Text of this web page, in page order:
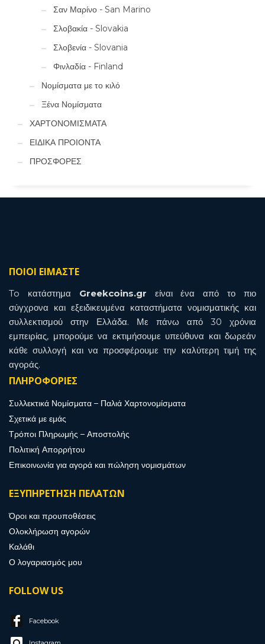
Σαν Μαρίνο - San Marino
Σλοβακία - Slovakia
Σλοβενία - Slovania
Φινλαδία - Finland
Νομίσματα με το κιλό
Ξένα Νομίσματα
ΧΑΡΤΟΝΟΜΙΣΜΑΤΑ
ΕΙΔΙΚΑ ΠΡΟΙΟΝΤΑ
ΠΡΟΣΦΟΡΕΣ
ΠΟΙΟΙ ΕΙΜΑΣΤΕ
To κατάστημα Greekcoins.gr είναι ένα από το πιο
σύγχρονα και εξειδικευμένα καταστήματα νομισματικής και
συλλεκτισμού στην Ελλάδα. Με πάνω από 30 χρόνια
εμπειρίας, μπορούμε να εκτιμήσουμε υπεύθυνα και δωρεάν
κάθε συλλογή και να προσφέρουμε την καλύτερη τιμή της
αγοράς.
ΠΛΗΡΟΦΟΡΙΕΣ
Συλλεκτικά Νομίσματα – Παλιά Χαρτονομίσματα
Σχετικά με εμάς
Τρόποι Πληρωμής – Αποστολής
Πολιτική Απορρήτου
Επικοινωνία για αγορά και πώληση νομισμάτων
ΕΞΥΠΗΡΕΤΗΣΗ ΠΕΛΑΤΩΝ
Όροι και προυποθέσεις
Ολοκλήρωση αγορών
Καλάθι
Ο λογαριασμός μου
FOLLOW US
Facebook